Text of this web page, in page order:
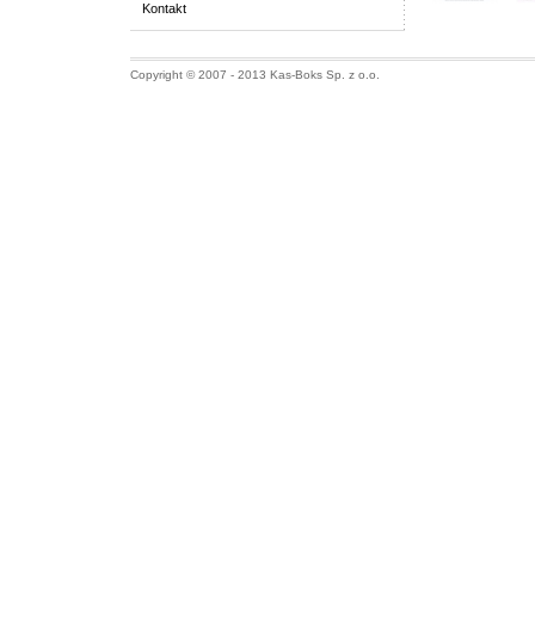
Kontakt
Copyright © 2007 - 2013 Kas-Boks Sp. z o.o.